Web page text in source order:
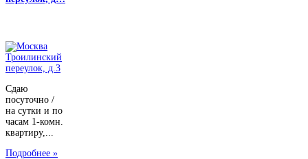
Сдаю
посуточно /
на сутки и по
часам 1-комн.
квартиру,...
Подробнее »